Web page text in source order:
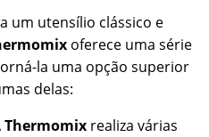
um utensílio clássico e
oferece uma série
la uma opção superior
delas:
Thermomix realiza várias